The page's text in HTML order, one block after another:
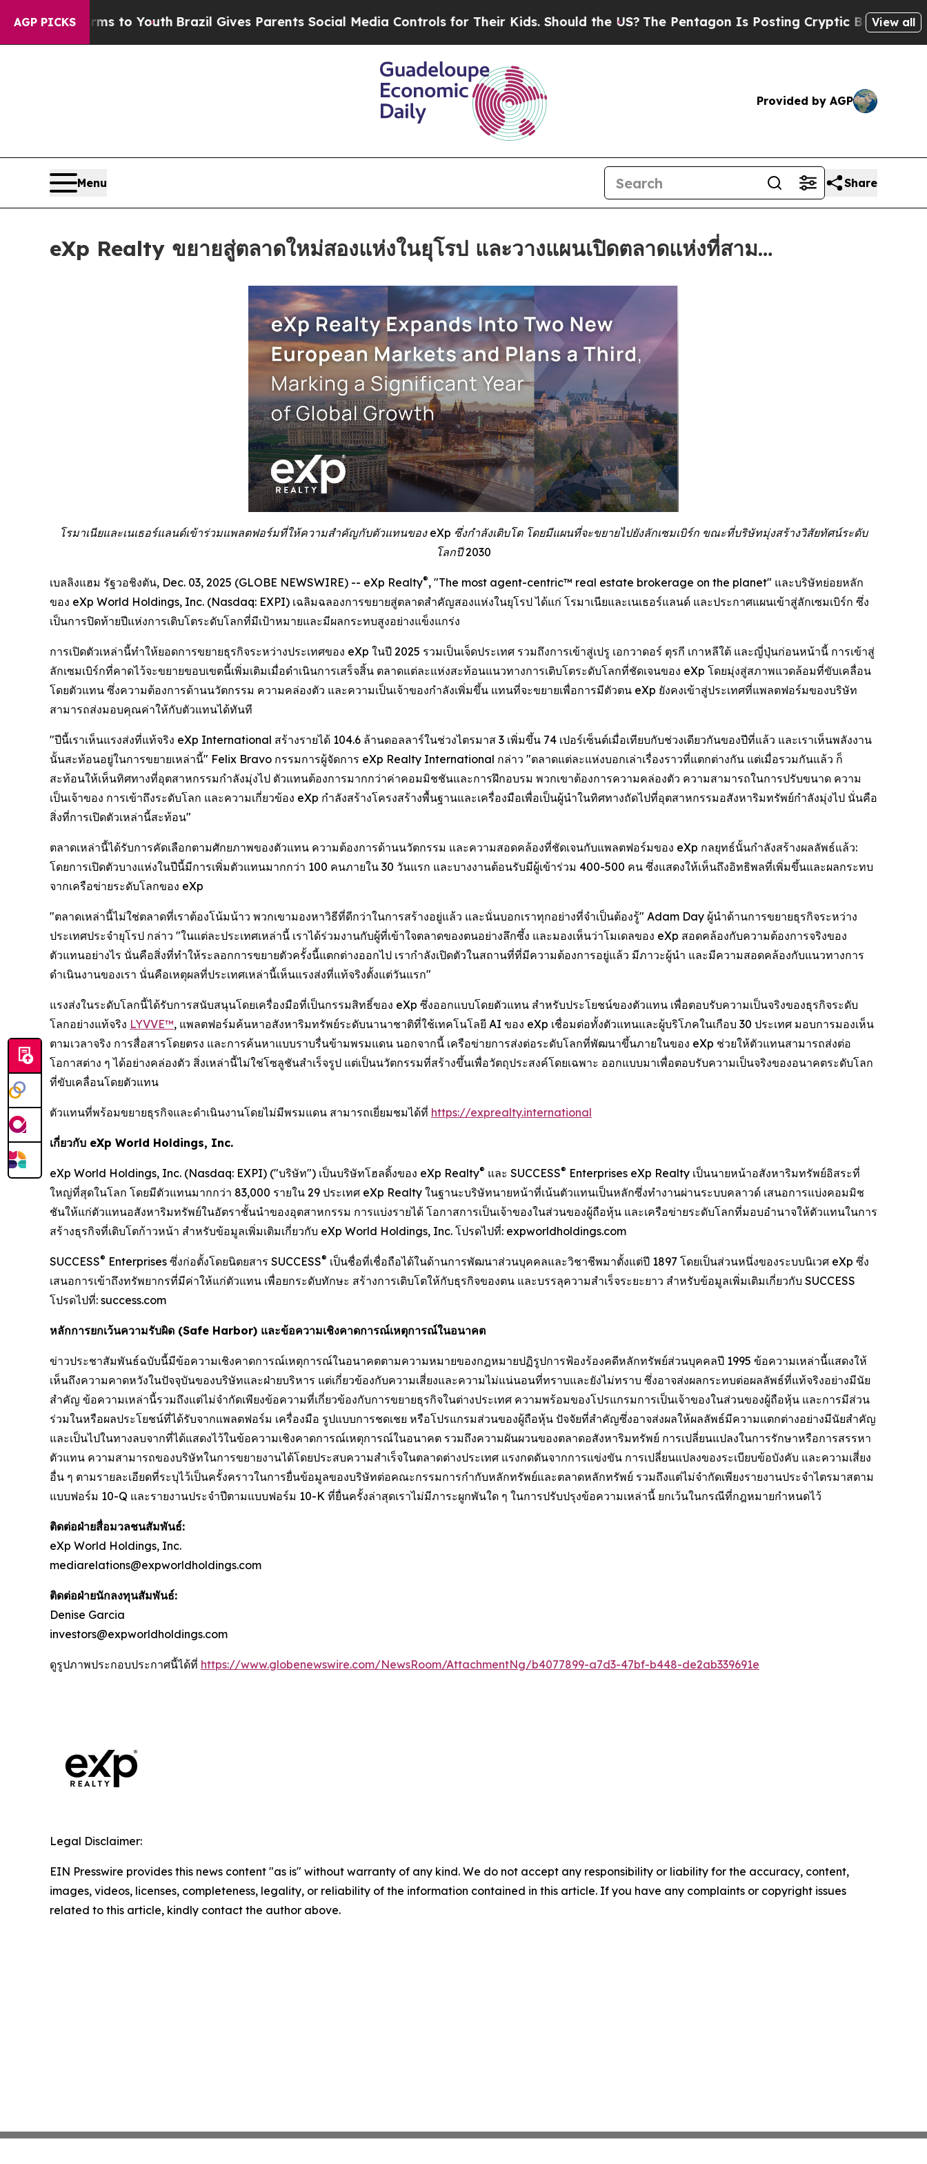
AGP PICKS
to YouthBrazil Gives Parents Social Media Controls for Their Kids. Should the US?The Pentagon Is Posting Cryptic Biblical Messages on
View all
Provided by AGP
Menu Share
eXp Realty ขยายสู่ตลาดใหม่สองแห่งในยุโรป และวางแผนเปิดตลาดแห่งที่สาม…
โรมาเนียและเนเธอร์แลนด์เข้าร่วมแพลตฟอร์มที่ให้ความสำคัญกับตัวแทนของ eXp ซึ่งกำลังเติบโต โดยมีแผนที่จะขยายไปยังลักเซมเบิร์ก ขณะที่บริษัทมุ่งสร้างวิสัยทัศน์ระดับ
โลกปี 2030
เบลลิงแฮม รัฐวอชิงตัน, Dec. 03, 2025 (GLOBE NEWSWIRE) -- eXp Realty®, "The most agent-centric™ real estate brokerage on the planet" และบริษัทย่อยหลัก
ของ eXp World Holdings, Inc. (Nasdaq: EXPI) เฉลิมฉลองการขยายสู่ตลาดสำคัญสองแห่งในยุโรป ได้แก่ โรมาเนียและเนเธอร์แลนด์ และประกาศแผนเข้าสู่ลักเซมเบิร์ก ซึ่ง
เป็นการปิดท้ายปีแห่งการเติบโตระดับโลกที่มีเป้าหมายและมีผลกระทบสูงอย่างแข็งแกร่ง
การเปิดตัวเหล่านี้ทำให้ยอดการขยายธุรกิจระหว่างประเทศของ eXp ในปี 2025 รวมเป็นเจ็ดประเทศ รวมถึงการเข้าสู่เปรู เอกวาดอร์ ตุรกี เกาหลีใต้ และญี่ปุ่นก่อนหน้านี้ การเข้าสู่
ลักเซมเบิร์กที่คาดไว้จะขยายขอบเขตนี้เพิ่มเติมเมื่อดำเนินการเสร็จสิ้น ตลาดแต่ละแห่งสะท้อนแนวทางการเติบโตระดับโลกที่ชัดเจนของ eXp โดยมุ่งสู่สภาพแวดล้อมที่ขับเคลื่อน
โดยตัวแทน ซึ่งความต้องการด้านนวัตกรรม ความคล่องตัว และความเป็นเจ้าของกำลังเพิ่มขึ้น แทนที่จะขยายเพื่อการมีตัวตน eXp ยังคงเข้าสู่ประเทศที่แพลตฟอร์มของบริษัท
สามารถส่งมอบคุณค่าให้กับตัวแทนได้ทันที
"ปีนี้เราเห็นแรงส่งที่แท้จริง eXp International สร้างรายได้ 104.6 ล้านดอลลาร์ในช่วงไตรมาส 3 เพิ่มขึ้น 74 เปอร์เซ็นต์เมื่อเทียบกับช่วงเดียวกันของปีที่แล้ว และเราเห็นพลังงาน
นั้นสะท้อนอยู่ในการขยายเหล่านี้" Felix Bravo กรรมการผู้จัดการ eXp Realty International กล่าว "ตลาดแต่ละแห่งบอกเล่าเรื่องราวที่แตกต่างกัน แต่เมื่อรวมกันแล้ว ก็
สะท้อนให้เห็นทิศทางที่อุตสาหกรรมกำลังมุ่งไป ตัวแทนต้องการมากกว่าค่าคอมมิชชันและการฝึกอบรม พวกเขาต้องการความคล่องตัว ความสามารถในการปรับขนาด ความ
เป็นเจ้าของ การเข้าถึงระดับโลก และความเกี่ยวข้อง eXp กำลังสร้างโครงสร้างพื้นฐานและเครื่องมือเพื่อเป็นผู้นำในทิศทางถัดไปที่อุตสาหกรรมอสังหาริมทรัพย์กำลังมุ่งไป นั่นคือ
สิ่งที่การเปิดตัวเหล่านี้สะท้อน"
ตลาดเหล่านี้ได้รับการคัดเลือกตามศักยภาพของตัวแทน ความต้องการด้านนวัตกรรม และความสอดคล้องที่ชัดเจนกับแพลตฟอร์มของ eXp กลยุทธ์นั้นกำลังสร้างผลลัพธ์แล้ว:
โดยการเปิดตัวบางแห่งในปีนี้มีการเพิ่มตัวแทนมากกว่า 100 คนภายใน 30 วันแรก และบางงานต้อนรับมีผู้เข้าร่วม 400-500 คน ซึ่งแสดงให้เห็นถึงอิทธิพลที่เพิ่มขึ้นและผลกระทบ
จากเครือข่ายระดับโลกของ eXp
"ตลาดเหล่านี้ไม่ใช่ตลาดที่เราต้องโน้มน้าว พวกเขามองหาวิธีที่ดีกว่าในการสร้างอยู่แล้ว และนั่นบอกเราทุกอย่างที่จำเป็นต้องรู้" Adam Day ผู้นำด้านการขยายธุรกิจระหว่าง
ประเทศประจำยุโรป กล่าว "ในแต่ละประเทศเหล่านี้ เราได้ร่วมงานกับผู้ที่เข้าใจตลาดของตนอย่างลึกซึ้ง และมองเห็นว่าโมเดลของ eXp สอดคล้องกับความต้องการจริงของ
ตัวแทนอย่างไร นั่นคือสิ่งที่ทำให้ระลอกการขยายตัวครั้งนี้แตกต่างออกไป เรากำลังเปิดตัวในสถานที่ที่มีความต้องการอยู่แล้ว มีภาวะผู้นำ และมีความสอดคล้องกับแนวทางการ
ดำเนินงานของเรา นั่นคือเหตุผลที่ประเทศเหล่านี้เห็นแรงส่งที่แท้จริงตั้งแต่วันแรก"
แรงส่งในระดับโลกนี้ได้รับการสนับสนุนโดยเครื่องมือที่เป็นกรรมสิทธิ์ของ eXp ซึ่งออกแบบโดยตัวแทน สำหรับประโยชน์ของตัวแทน เพื่อตอบรับความเป็นจริงของธุรกิจระดับ
โลกอย่างแท้จริง LYVVE™, แพลตฟอร์มค้นหาอสังหาริมทรัพย์ระดับนานาชาติที่ใช้เทคโนโลยี AI ของ eXp เชื่อมต่อทั้งตัวแทนและผู้บริโภคในเกือบ 30 ประเทศ มอบการมองเห็น
ตามเวลาจริง การสื่อสารโดยตรง และการค้นหาแบบราบรื่นข้ามพรมแดน นอกจากนี้ เครือข่ายการส่งต่อระดับโลกที่พัฒนาขึ้นภายในของ eXp ช่วยให้ตัวแทนสามารถส่งต่อ
โอกาสต่าง ๆ ได้อย่างคล่องตัว สิ่งเหล่านี้ไม่ใช่โซลูชันสำเร็จรูป แต่เป็นนวัตกรรมที่สร้างขึ้นเพื่อวัตถุประสงค์โดยเฉพาะ ออกแบบมาเพื่อตอบรับความเป็นจริงของอนาคตระดับโลก
ที่ขับเคลื่อนโดยตัวแทน
ตัวแทนที่พร้อมขยายธุรกิจและดำเนินงานโดยไม่มีพรมแดน สามารถเยี่ยมชมได้ที่ https://exprealty.international
เกี่ยวกับ eXp World Holdings, Inc.
eXp World Holdings, Inc. (Nasdaq: EXPI) ("บริษัท") เป็นบริษัทโฮลดิ้งของ eXp Realty® และ SUCCESS® Enterprises eXp Realty เป็นนายหน้าอสังหาริมทรัพย์อิสระที่
ใหญ่ที่สุดในโลก โดยมีตัวแทนมากกว่า 83,000 รายใน 29 ประเทศ eXp Realty ในฐานะบริษัทนายหน้าที่เน้นตัวแทนเป็นหลักซึ่งทำงานผ่านระบบคลาวด์ เสนอการแบ่งคอมมิช
ชันให้แก่ตัวแทนอสังหาริมทรัพย์ในอัตราชั้นนำของอุตสาหกรรม การแบ่งรายได้ โอกาสการเป็นเจ้าของในส่วนของผู้ถือหุ้น และเครือข่ายระดับโลกที่มอบอำนาจให้ตัวแทนในการ
สร้างธุรกิจที่เติบโตก้าวหน้า สำหรับข้อมูลเพิ่มเติมเกี่ยวกับ eXp World Holdings, Inc. โปรดไปที่: expworldholdings.com
SUCCESS® Enterprises ซึ่งก่อตั้งโดยนิตยสาร SUCCESS® เป็นชื่อที่เชื่อถือได้ในด้านการพัฒนาส่วนบุคคลและวิชาชีพมาตั้งแต่ปี 1897 โดยเป็นส่วนหนึ่งของระบบนิเวศ eXp ซึ่ง
เสนอการเข้าถึงทรัพยากรที่มีค่าให้แก่ตัวแทน เพื่อยกระดับทักษะ สร้างการเติบโตให้กับธุรกิจของตน และบรรลุความสำเร็จระยะยาว สำหรับข้อมูลเพิ่มเติมเกี่ยวกับ SUCCESS
โปรดไปที่: success.com
หลักการยกเว้นความรับผิด (Safe Harbor) และข้อความเชิงคาดการณ์เหตุการณ์ในอนาคต
ข่าวประชาสัมพันธ์ฉบับนี้มีข้อความเชิงคาดการณ์เหตุการณ์ในอนาคตตามความหมายของกฎหมายปฏิรูปการฟ้องร้องคดีหลักทรัพย์ส่วนบุคคลปี 1995 ข้อความเหล่านี้แสดงให้
เห็นถึงความคาดหวังในปัจจุบันของบริษัทและฝ่ายบริหาร แต่เกี่ยวข้องกับความเสี่ยงและความไม่แน่นอนที่ทราบและยังไม่ทราบ ซึ่งอาจส่งผลกระทบต่อผลลัพธ์ที่แท้จริงอย่างมีนัย
สำคัญ ข้อความเหล่านี้รวมถึงแต่ไม่จำกัดเพียงข้อความที่เกี่ยวข้องกับการขยายธุรกิจในต่างประเทศ ความพร้อมของโปรแกรมการเป็นเจ้าของในส่วนของผู้ถือหุ้น และการมีส่วน
ร่วมในหรือผลประโยชน์ที่ได้รับจากแพลตฟอร์ม เครื่องมือ รูปแบบการชดเชย หรือโปรแกรมส่วนของผู้ถือหุ้น ปัจจัยที่สำคัญซึ่งอาจส่งผลให้ผลลัพธ์มีความแตกต่างอย่างมีนัยสำคัญ
และเป็นไปในทางลบจากที่ได้แสดงไว้ในข้อความเชิงคาดการณ์เหตุการณ์ในอนาคต รวมถึงความผันผวนของตลาดอสังหาริมทรัพย์ การเปลี่ยนแปลงในการรักษาหรือการสรรหา
ตัวแทน ความสามารถของบริษัทในการขยายงานได้โดยประสบความสำเร็จในตลาดต่างประเทศ แรงกดดันจากการแข่งขัน การเปลี่ยนแปลงของระเบียบข้อบังคับ และความเสี่ยง
อื่น ๆ ตามรายละเอียดที่ระบุไว้เป็นครั้งคราวในการยื่นข้อมูลของบริษัทต่อคณะกรรมการกำกับหลักทรัพย์และตลาดหลักทรัพย์ รวมถึงแต่ไม่จำกัดเพียงรายงานประจำไตรมาสตาม
แบบฟอร์ม 10-Q และรายงานประจำปีตามแบบฟอร์ม 10-K ที่ยื่นครั้งล่าสุดเราไม่มีภาระผูกพันใด ๆ ในการปรับปรุงข้อความเหล่านี้ ยกเว้นในกรณีที่กฎหมายกำหนดไว้
ติดต่อฝ่ายสื่อมวลชนสัมพันธ์:
eXp World Holdings, Inc.
mediarelations@expworldholdings.com
ติดต่อฝ่ายนักลงทุนสัมพันธ์:
Denise Garcia
investors@expworldholdings.com
ดูรูปภาพประกอบประกาศนี้ได้ที่ https://www.globenewswire.com/NewsRoom/AttachmentNg/b4077899-a7d3-47bf-b448-de2ab339691e
Legal Disclaimer:
EIN Presswire provides this news content "as is" without warranty of any kind. We do not accept any responsibility or liability for the accuracy, content,
images, videos, licenses, completeness, legality, or reliability of the information contained in this article. If you have any complaints or copyright issues
related to this article, kindly contact the author above.